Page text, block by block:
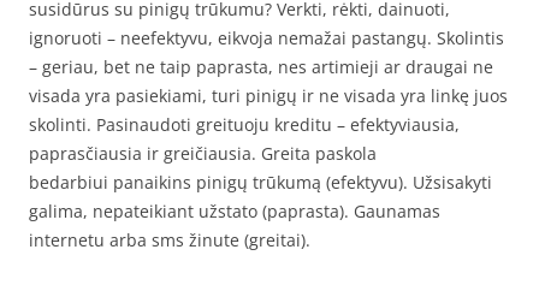
susidūrus su pinigų trūkumu? Verkti, rėkti, dainuoti,
ignoruoti – neefektyvu, eikvoja nemažai pastangų. Skolintis
– geriau, bet ne taip paprasta, nes artimieji ar draugai ne
visada yra pasiekiami, turi pinigų ir ne visada yra linkę juos
skolinti. Pasinaudoti greituoju kreditu – efektyviausia,
paprasčiausia ir greičiausia. Greita paskola
bedarbiui panaikins pinigų trūkumą (efektyvu). Užsisakyti
galima, nepateikiant užstato (paprasta). Gaunamas
internetu arba sms žinute (greitai).